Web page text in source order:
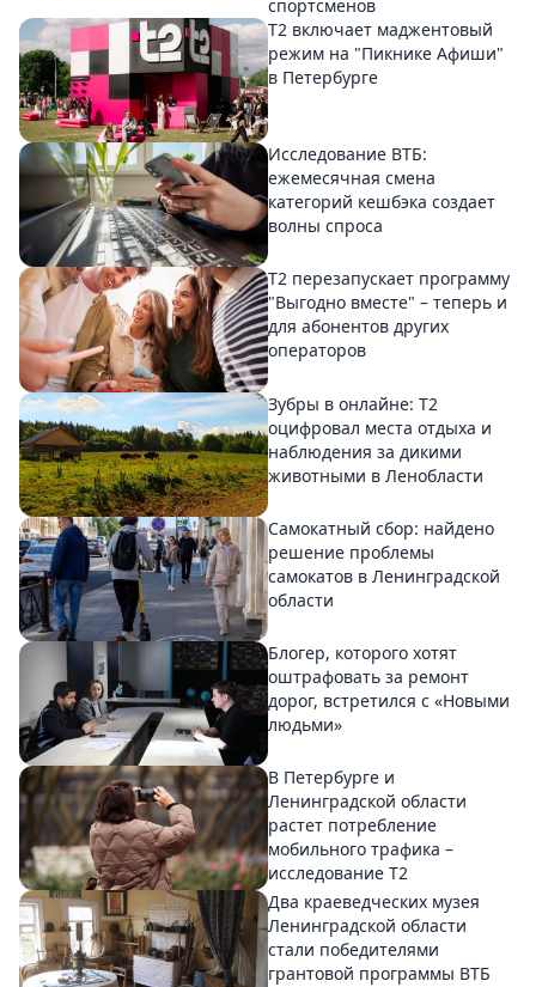
спортсменов
Т2 включает маджентовый
режим на "Пикнике Афиши"
в Петербурге
Исследование ВТБ:
ежемесячная смена
категорий кешбэка создает
волны спроса
Т2 перезапускает программу
"Выгодно вместе" – теперь и
для абонентов других
операторов
Зубры в онлайне: Т2
оцифровал места отдыха и
наблюдения за дикими
животными в Ленобласти
Самокатный сбор: найдено
решение проблемы
самокатов в Ленинградской
области
Блогер, которого хотят
оштрафовать за ремонт
дорог, встретился с «Новыми
людьми»
В Петербурге и
Ленинградской области
растет потребление
мобильного трафика –
исследование T2
Два краеведческих музея
Ленинградской области
стали победителями
грантовой программы ВТБ